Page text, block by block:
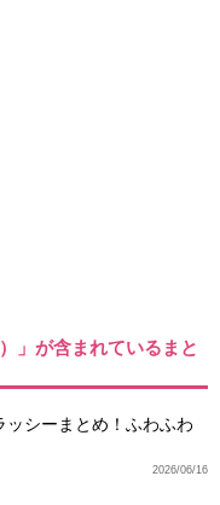
」が含まれているまと
ッシーまとめ！ふわふわ
2026/06/16